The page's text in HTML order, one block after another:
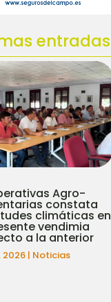
entradas
Agro-
constata
climáticas en
vendimia
a la anterior
2026 | Noticias